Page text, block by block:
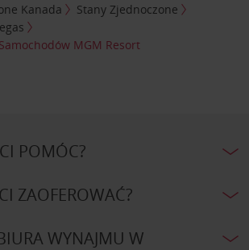
Kanada
Stany Zjednoczone
MGM Resort
POMÓC?
ZAOFEROWAĆ?
WYNAJMU W